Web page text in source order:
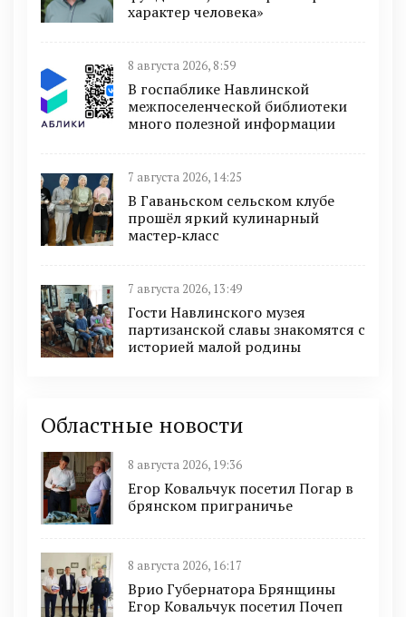
характер человека»
8 августа 2026, 8:59
В госпаблике Навлинской
межпоселенческой библиотеки
много полезной информации
7 августа 2026, 14:25
В Гаваньском сельском клубе
прошёл яркий кулинарный
мастер‑класс
7 августа 2026, 13:49
Гости Навлинского музея
партизанской славы знакомятся с
историей малой родины
Областные новости
8 августа 2026, 19:36
Егор Ковальчук посетил Погар в
брянском приграничье
8 августа 2026, 16:17
Врио Губернатора Брянщины
Егор Ковальчук посетил Почеп